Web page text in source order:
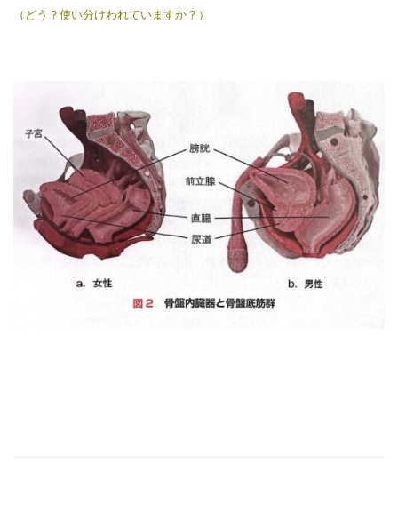
（どう？使い分けわれていますか？）